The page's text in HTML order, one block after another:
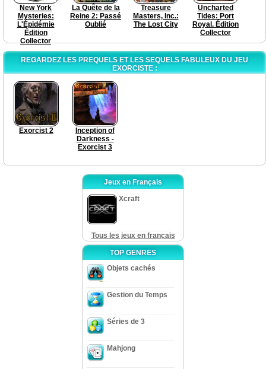
New York
Mysteries:
L'Épidémie
Édition
Collector
La Quête de la
Reine 2: Passé
Oublié
Treasure
Masters, Inc.:
The Lost City
Uncharted
Tides: Port
Royal. Édition
Collector
REGARDEZ LES PREQUELS ET LES SEQUELS FABULEUX DU JEU
EXORCISTE :
Exorcist 2
Inception of
Darkness -
Exorcist 3
Jeux en Français
Xcraft
Tous les jeux en français
TOP GENRES
Objets cachés
Gestion du Temps
Séries de 3
Mahjong